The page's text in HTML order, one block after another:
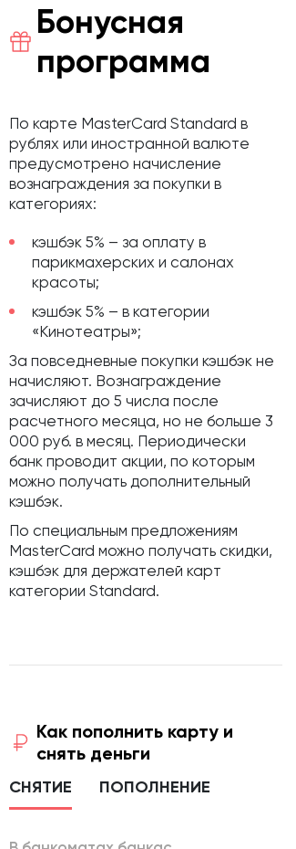
Бонусная
программа
По карте MasterCard Standard в
рублях или иностранной валюте
предусмотрено начисление
вознаграждения за покупки в
категориях:
кэшбэк 5% – за оплату в
парикмахерских и салонах
красоты;
кэшбэк 5% – в категории
«Кинотеатры»;
За повседневные покупки кэшбэк не
начисляют. Вознаграждение
зачисляют до 5 числа после
расчетного месяца, но не больше 3
000 руб. в месяц. Периодически
банк проводит акции, по которым
можно получать дополнительный
кэшбэк.
По специальным предложениям
MasterCard можно получать скидки,
кэшбэк для держателей карт
категории Standard.
Как пополнить карту и
снять деньги
СНЯТИЕ ПОПОЛНЕНИЕ